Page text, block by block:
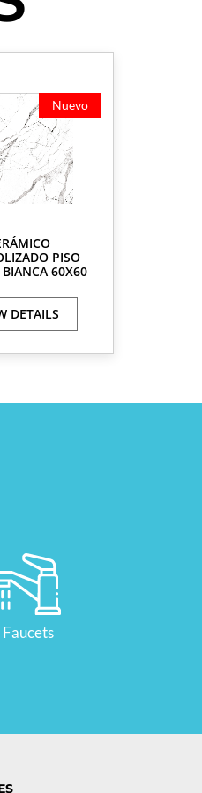
Nuevo
PISO
BIANCA 60X60
DETAILS
Faucets